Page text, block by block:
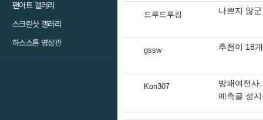
팬아트 갤러리
스크린샷 갤러리
하스스톤 영상관
드루드루킹 나쁘지 않군
gssw 추천이 18
Kon307
방패여전사
예측글 성